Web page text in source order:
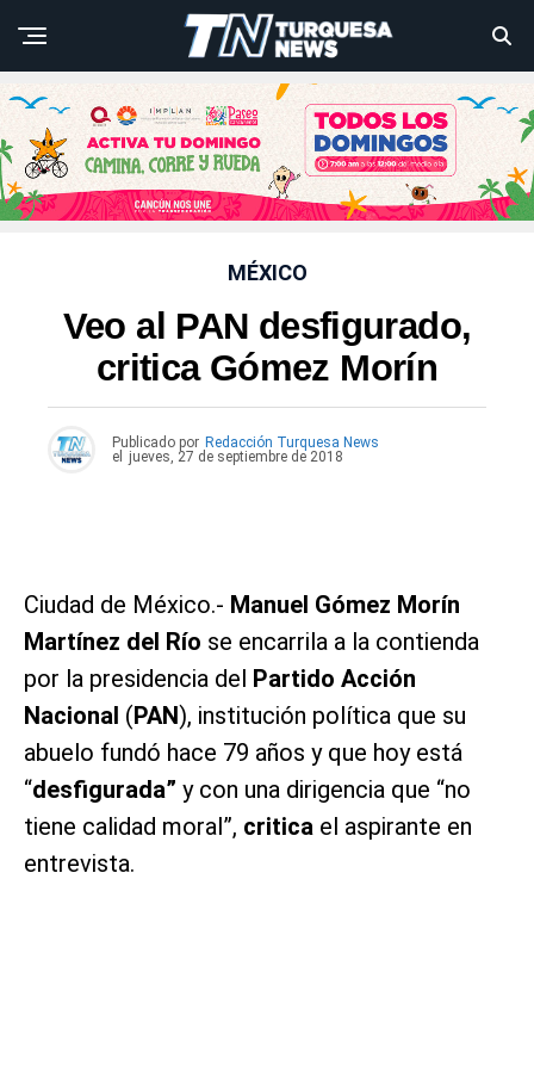
MÉXICO
Veo al PAN desfigurado,
critica Gómez Morín
Publicado por Redacción Turquesa News
el
jueves, 27 de septiembre de 2018
Ciudad de México.- Manuel Gómez Morín
Martínez del Río se encarrila a la contienda
por la presidencia del Partido Acción
Nacional (PAN ), institución política que su
abuelo fundó hace 79 años y que hoy está
“desfigurada” y con una dirigencia que “no
tiene calidad moral”, critica el aspirante en
entrevista.